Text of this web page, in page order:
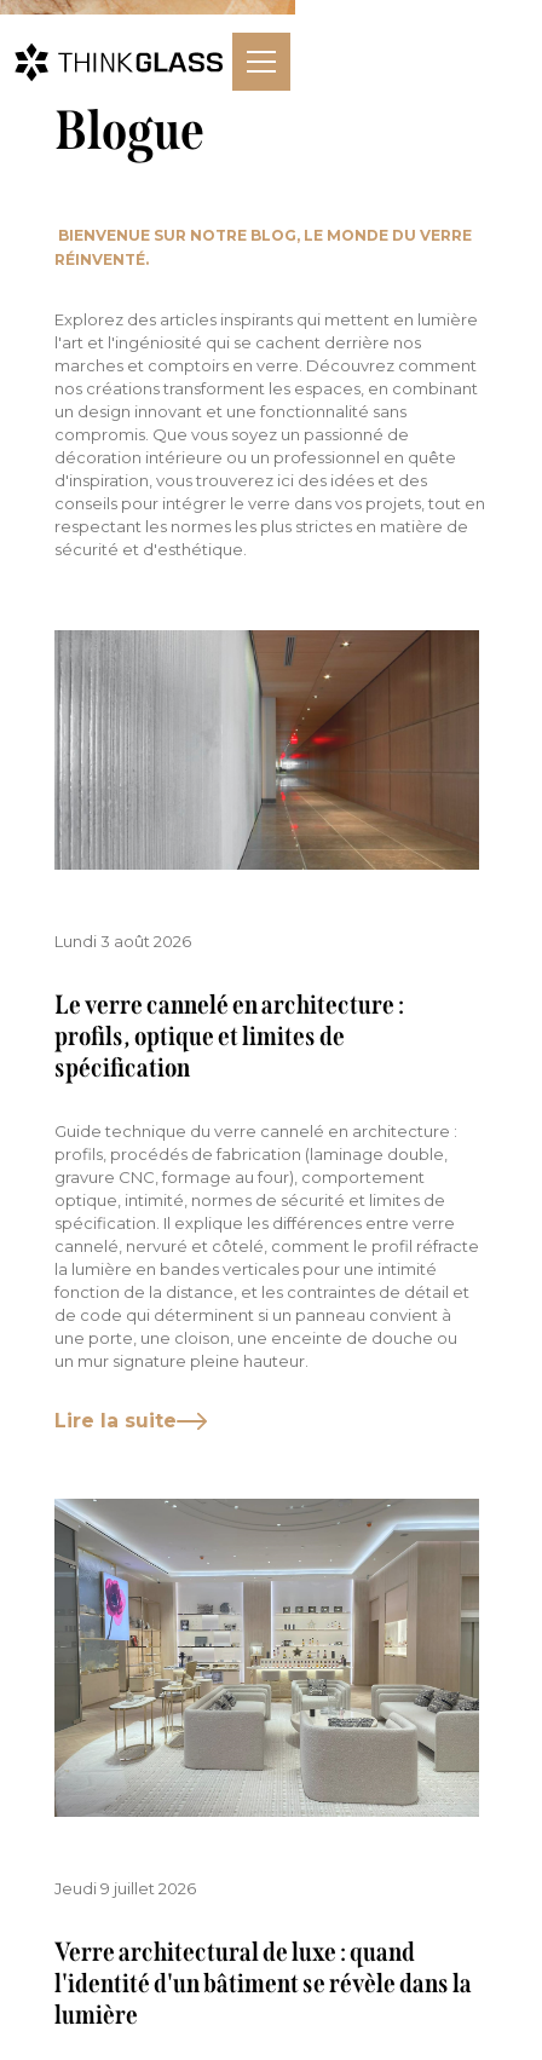
Blogue
BIENVENUE SUR NOTRE BLOG, LE MONDE DU VERRE
RÉINVENTÉ.
Explorez des articles inspirants qui mettent en lumière
l'art et l'ingéniosité qui se cachent derrière nos
marches et comptoirs en verre. Découvrez comment
nos créations transforment les espaces, en combinant
un design innovant et une fonctionnalité sans
compromis. Que vous soyez un passionné de
décoration intérieure ou un professionnel en quête
d'inspiration, vous trouverez ici des idées et des
conseils pour intégrer le verre dans vos projets, tout en
respectant les normes les plus strictes en matière de
sécurité et d'esthétique.
Lundi 3 août 2026
Le verre cannelé en architecture :
profils, optique et limites de
spécification
Guide technique du verre cannelé en architecture :
profils, procédés de fabrication (laminage double,
gravure CNC, formage au four), comportement
optique, intimité, normes de sécurité et limites de
spécification. Il explique les différences entre verre
cannelé, nervuré et côtelé, comment le profil réfracte
la lumière en bandes verticales pour une intimité
fonction de la distance, et les contraintes de détail et
de code qui déterminent si un panneau convient à
une porte, une cloison, une enceinte de douche ou
un mur signature pleine hauteur.
Lire la suite
Jeudi 9 juillet 2026
Verre architectural de luxe : quand
l'identité d'un bâtiment se révèle dans la
lumière